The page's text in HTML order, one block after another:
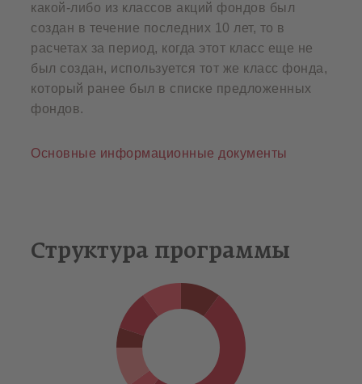
какой-либо из классов акций фондов был
создан в течение последних 10 лет, то в
расчетах за период, когда этот класс еще не
был создан, используется тот же класс фонда,
который ранее был в списке предложенных
фондов.
Основные информационные документы
Структура программы